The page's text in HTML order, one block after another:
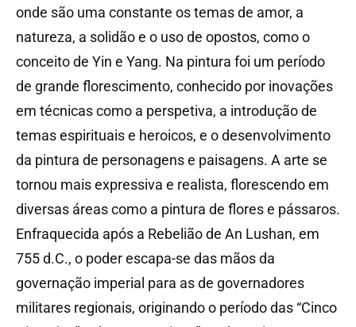
onde são uma constante os temas de amor, a
natureza, a solidão e o uso de opostos, como o
conceito de Yin e Yang. Na pintura foi um período
de grande florescimento, conhecido por inovações
em técnicas como a perspetiva, a introdução de
temas espirituais e heroicos, e o desenvolvimento
da pintura de personagens e paisagens. A arte se
tornou mais expressiva e realista, florescendo em
diversas áreas como a pintura de flores e pássaros.
Enfraquecida após a Rebelião de An Lushan, em
755 d.C., o poder escapa-se das mãos da
governação imperial para as de governadores
militares regionais, originando o período das “Cinco